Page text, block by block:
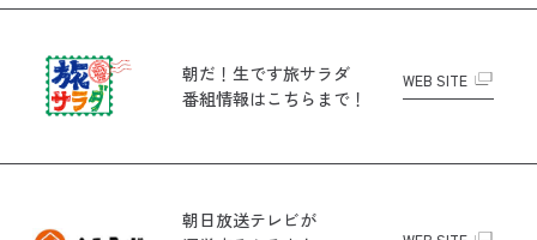
朝だ！生です旅サラダ
番組情報はこちらまで！
WEB SITE
朝日放送テレビが